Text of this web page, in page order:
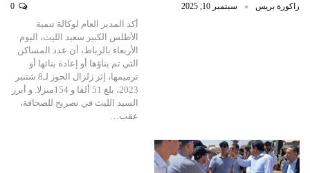
زاكورة بريس سبتمبر 10, 2025
أكد المدير العام لوكالة تنمية
الأطلس الكبير سعيد الليث، اليوم
الأربعاء بالرباط، أن عدد المساكن
التي تم بناؤها أو إعادة بنائها أو
ترميمها، إثر زلزال الحوز لـ8 شتنبر
2023، بلغ 51 ألفا و 154منزلا. و أبرز
السيد الليث في تصريح للصحافة،
عقب…